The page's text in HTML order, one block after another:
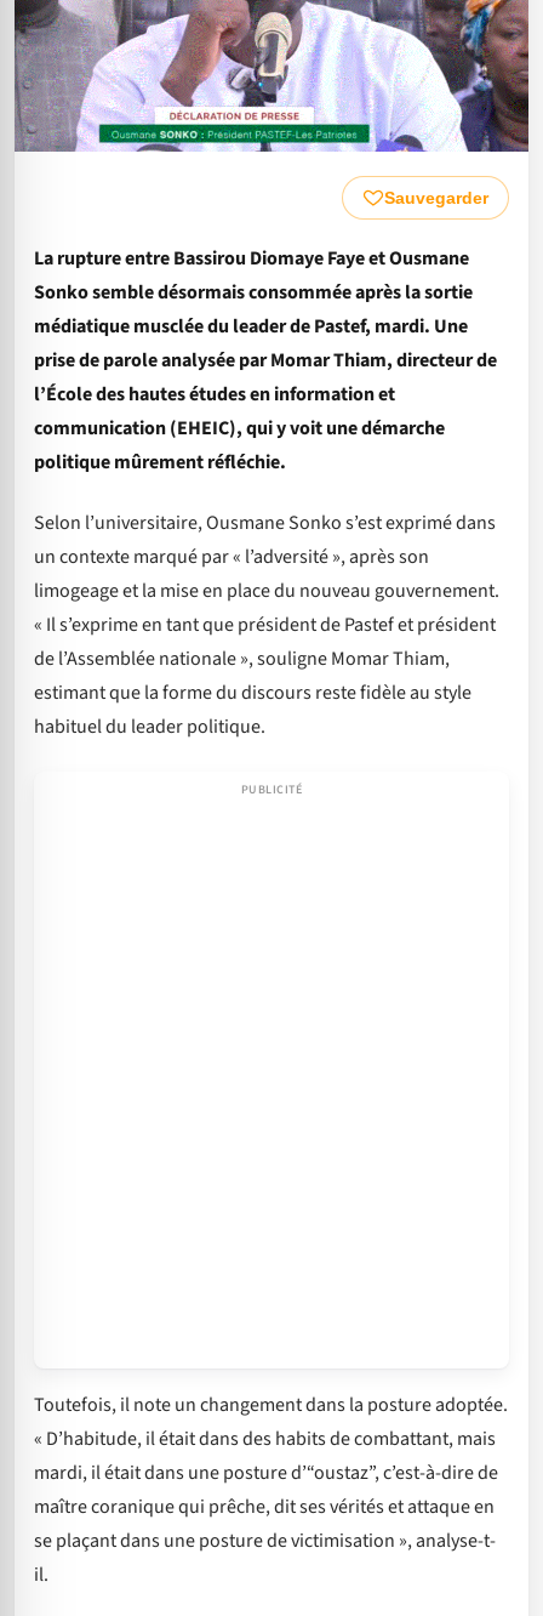
Sauvegarder
La rupture entre Bassirou Diomaye Faye et Ousmane
Sonko semble désormais consommée après la sortie
médiatique musclée du leader de Pastef, mardi. Une
prise de parole analysée par Momar Thiam, directeur de
l’École des hautes études en information et
communication (EHEIC), qui y voit une démarche
politique mûrement réfléchie.
Selon l’universitaire, Ousmane Sonko s’est exprimé dans
un contexte marqué par « l’adversité », après son
limogeage et la mise en place du nouveau gouvernement.
« Il s’exprime en tant que président de Pastef et président
de l’Assemblée nationale », souligne Momar Thiam,
estimant que la forme du discours reste fidèle au style
habituel du leader politique.
Toutefois, il note un changement dans la posture adoptée.
« D’habitude, il était dans des habits de combattant, mais
mardi, il était dans une posture d’“oustaz”, c’est-à-dire de
maître coranique qui prêche, dit ses vérités et attaque en
se plaçant dans une posture de victimisation », analyse-t-
il.